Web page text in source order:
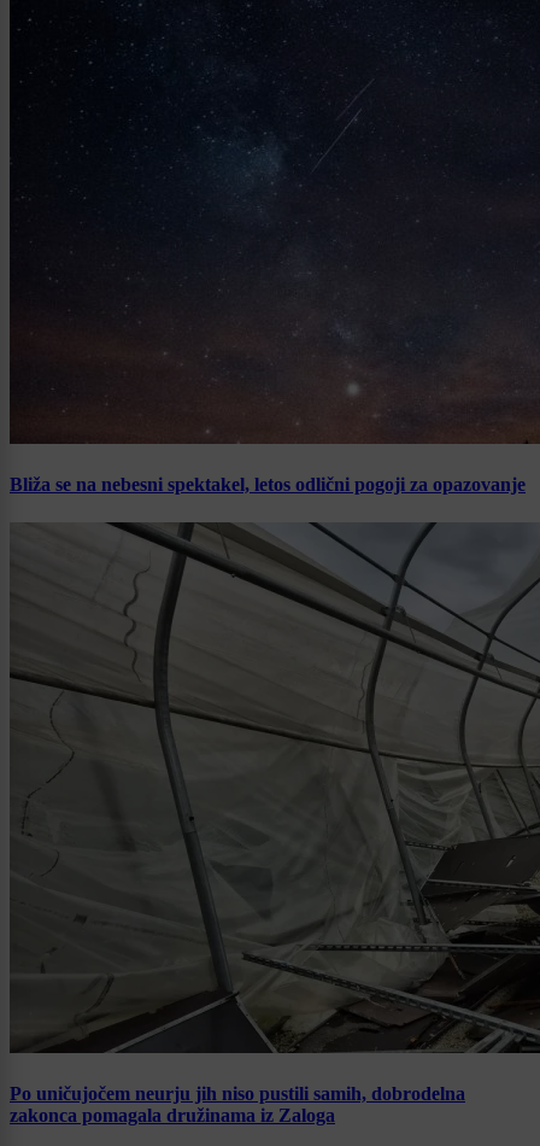
Bliža se na nebesni spektakel, letos odlični pogoji za opazovanje
Po uničujočem neurju jih niso pustili samih, dobrodelna
zakonca pomagala družinama iz Zaloga